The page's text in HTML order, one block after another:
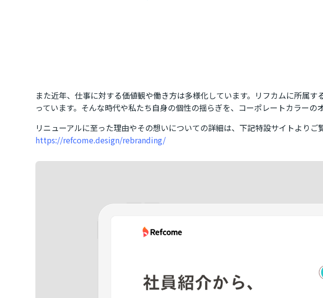
また近年、仕事に対する価値観や働き方は多様化しています。リフカムに所属
っています。そんな時代や私たち自身の個性の揺らぎを、コーポレートカラーの
リニューアルに至った理由やその想いについての詳細は、下記特設サイトよりご
https://refcome.design/rebranding/